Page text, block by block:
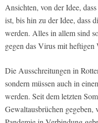
Ansichten, von der Idee,
ist, bis hin zu der Idee, dass
werden. Alles in allem sind
gegen das Virus mit heftigen
Die Ausschreitungen in
sondern müssen auch in
werden. Seit dem letzten
Gewaltausbrüchen